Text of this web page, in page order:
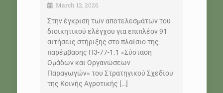
March 12, 2026
Στην έγκριση των αποτελεσμάτων του
διοικητικού ελέγχου για επιπλέον 91
αιτήσεις στήριξης στο πλαίσιο της
παρέμβασης Π3-77-1.1 «Σύσταση
Ομάδων και Οργανώσεων
Παραγωγών» του Στρατηγικού Σχεδίου
της Κοινής Αγροτικής […]